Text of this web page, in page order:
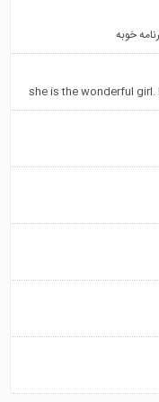
she is the wonderful